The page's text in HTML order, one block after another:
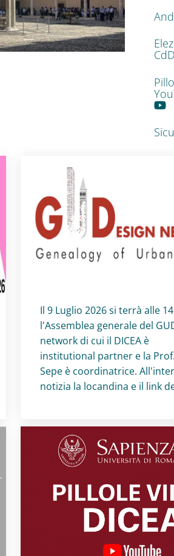
CdD
Titolo card:
Il 9 Luglio 2026 si terrà alle
l'Assemblea generale del
network di cui il DICEA è
institutional partner e la
Sepe è coordinatrice.
notizia la locandina e il link